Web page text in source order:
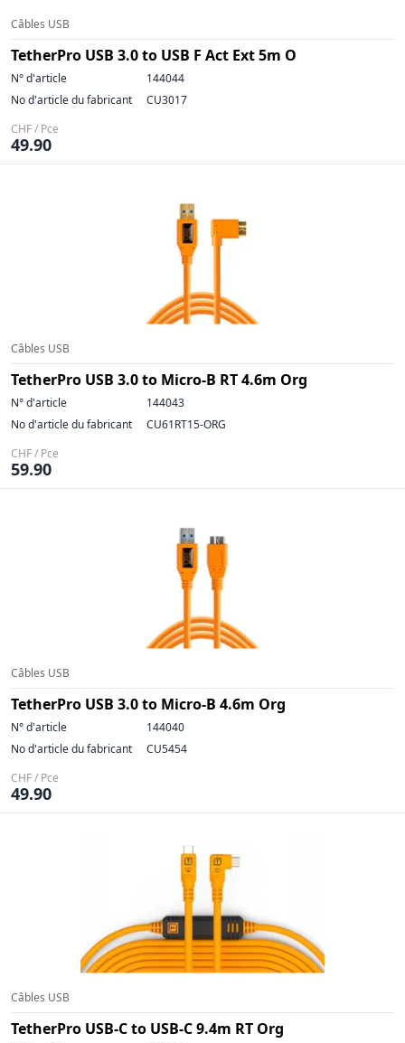
Câbles USB
TetherPro USB 3.0 to USB F Act Ext 5m O
N° d'article
144044
No d'article du fabricant
CU3017
CHF / Pce
49.90
Câbles USB
TetherPro USB 3.0 to Micro-B RT 4.6m Org
N° d'article
144043
No d'article du fabricant
CU61RT15-ORG
CHF / Pce
59.90
Câbles USB
TetherPro USB 3.0 to Micro-B 4.6m Org
N° d'article
144040
No d'article du fabricant
CU5454
CHF / Pce
49.90
Câbles USB
TetherPro USB-C to USB-C 9.4m RT Org